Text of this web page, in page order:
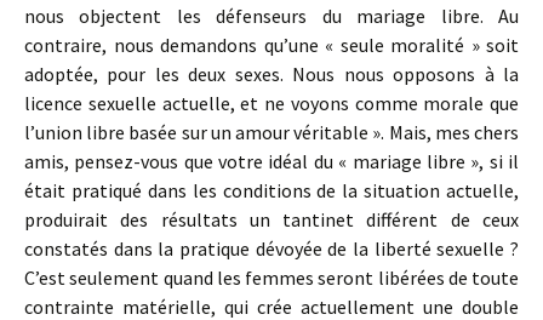
nous objectent les défenseurs du mariage libre. Au
contraire, nous demandons qu’une « seule moralité » soit
adoptée, pour les deux sexes. Nous nous opposons à la
licence sexuelle actuelle, et ne voyons comme morale que
l’union libre basée sur un amour véritable ». Mais, mes chers
amis, pensez-vous que votre idéal du « mariage libre », si il
était pratiqué dans les conditions de la situation actuelle,
produirait des résultats un tantinet différent de ceux
constatés dans la pratique dévoyée de la liberté sexuelle ?
C’est seulement quand les femmes seront libérées de toute
contrainte matérielle, qui crée actuellement une double